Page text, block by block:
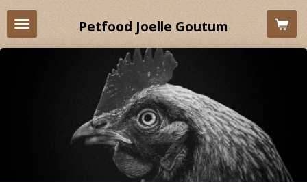
Ga
direct
Petfood Joelle Goutum